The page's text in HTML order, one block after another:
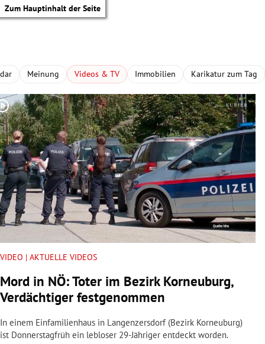
Zum Hauptinhalt der Seite
Untermenü
Untermenü
Untermenü
Meinung Videos & TV Immobilien Karikatur zum Tag
VIDEO | AKTUELLE VIDEOS
Mord in NÖ: Toter im Bezirk Korneuburg,
Verdächtiger festgenommen
In einem Einfamilienhaus in Langenzersdorf (Bezirk Korneuburg)
ist Donnerstagfrüh ein lebloser 29-Jähriger entdeckt worden.